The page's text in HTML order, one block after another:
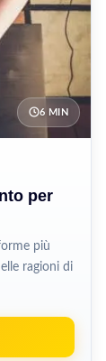
6 MIN
per
più
ragioni di